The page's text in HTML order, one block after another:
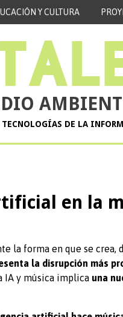
Y CULTURA
TECNOLOGÍAS DE LA
en la
la forma en que se crea,
la disrupción más
IA y música implica una